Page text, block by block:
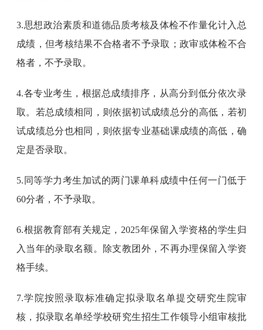
3.思想政治素质和道德品质考核及体检不作量化计入总
成绩，但考核结果不合格者不予录取；政审或体检不合
格者，不予录取。
4.各专业考生，根据总成绩排序，从高分到低分依次录
取。若总成绩相同，则依据初试成绩总分的高低，若初
试成绩总分也相同，则依据专业基础课成绩的高低，确
定是否录取。
5.同等学力考生加试的两门课单科成绩中任何一门低于
60分者，不予录取。
6.根据教育部有关规定，2025年保留入学资格的学生归
入当年的录取名额。除支教团外，不再办理保留入学资
格手续。
7.学院按照录取标准确定拟录取名单提交研究生院审
核，拟录取名单经学校研究生招生工作领导小组审核批